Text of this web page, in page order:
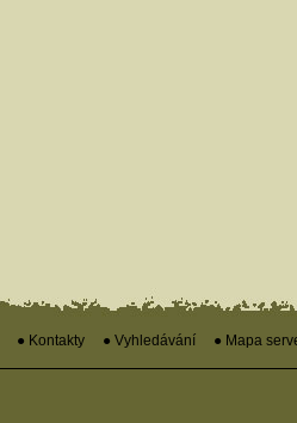
● Kontakty ● Vyhledávání ● Mapa